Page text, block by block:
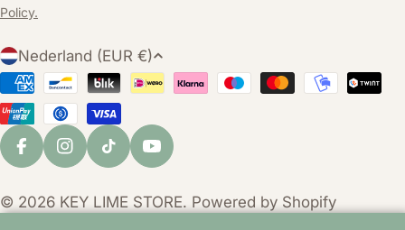
Policy.
L
a
n
d
/
e
g
Nederland (EUR €)
Betaalmethoden
FacebookInstagram
TikTokYouTube
© 2026 KEY LIME STORE. Powered by Shopify